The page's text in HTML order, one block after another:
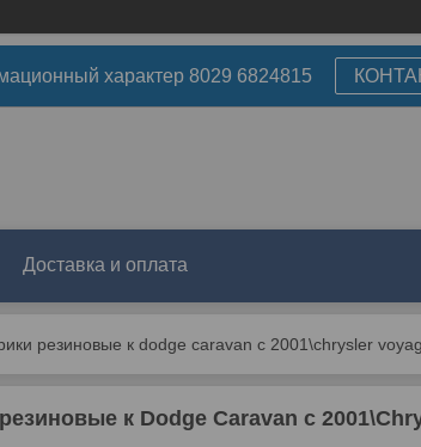
характер 8029 6824815
Доставка и оплата
резиновые к dodge caravan c 2001\chrysler
к Dodge Caravan c